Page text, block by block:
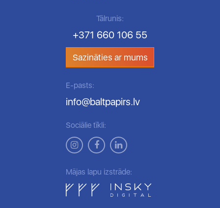
Tālrunis:
+371 660 106 55
Sazināties ar mums
E-pasts:
info@baltpapirs.lv
Sociālie tīkli:
Mājas lapu izstrāde: